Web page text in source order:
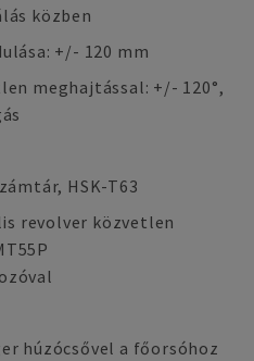
közben
+/- 120 mm
meghajtással: +/- 120°,
HSK-T63
revolver közvetlen
húzócsővel a főorsóhoz